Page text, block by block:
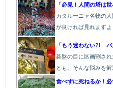
「必見！人間の塔は
カタルーニャ名物の
が良ければ見れますよ
「もう迷わない?! バ
碁盤の目に区画割さ
とも。そんな悩みを解
食べずに死ねるか！必